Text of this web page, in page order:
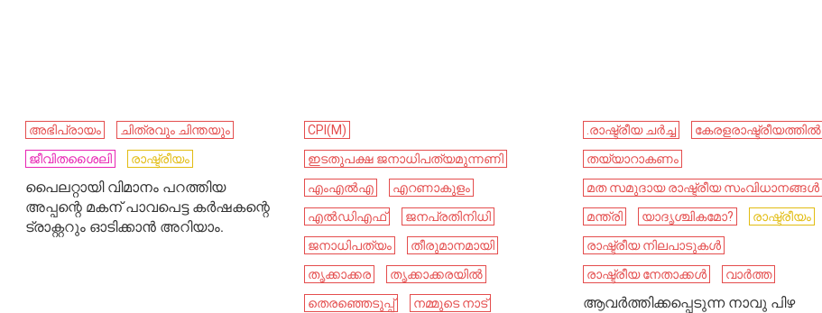
അഭിപ്രായം
ചിത്രവും ചിന്തയും
ജീവിതശൈലി
രാഷ്ട്രീയം
പൈലറ്റായി വിമാനം പറത്തിയ
അപ്പന്റെ മകന് പാവപെട്ട കർഷകന്റെ
ട്രാക്റ്ററും ഓടിക്കാൻ അറിയാം.
CPI(M)
ഇടതുപക്ഷ ജനാധിപത്യമുന്നണി
എംഎൽഎ
എറണാകുളം
എല്‍ഡിഎഫ്‌
ജനപ്രതിനിധി
ജനാധിപത്യം
തീരുമാനമായി
തൃക്കാക്കര
തൃക്കാക്കരയില്‍
തെരഞ്ഞെടുപ്പ്
നമ്മുടെ നാട്‌
.രാഷ്ട്രീയ ചർച്ച
കേരളരാഷ്ട്രീയത്തിൽ
തയ്യാറാകണം
മത സമുദായ രാഷ്ട്രീയ സംവിധാനങ്ങൾ
മന്ത്രി
യാദൃശ്ചികമോ?
രാഷ്ട്രീയം
രാഷ്ട്രീയ നിലപാടുകൾ
രാഷ്ട്രീയ നേതാക്കൾ
വാർത്ത
ആവർത്തിക്കപ്പെടുന്ന നാവു പിഴ